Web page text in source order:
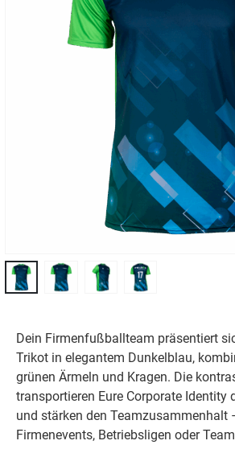
Dein Firmenfußballteam präsentiert
Trikot in elegantem Dunkelblau,
grünen Ärmeln und Kragen. Die
transportieren Eure Corporate Identity
und stärken den Teamzusammenhalt
Firmenevents, Betriebsligen oder